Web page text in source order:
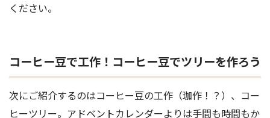
ください。
コーヒー豆で工作！コーヒー豆でツリーを作ろう
次にご紹介するのはコーヒー豆の工作（珈作！？）、コー
ヒーツリー。アドベントカレンダーよりは手間も時間もか